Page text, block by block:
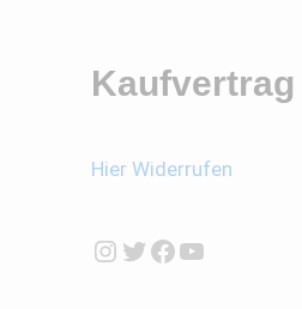
Hier Widerrufen
Instagram
Twitter
Facebook
YouTube